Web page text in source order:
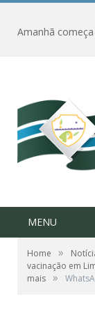
MENU
Home »
vacinação em
mais »